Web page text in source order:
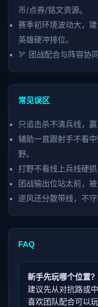
币/点券/铭文资源。
赛季初环境波动大，
英雄硬冲排位。
🏹 团战配合与阵容协同
常见误区
只追击杀不清兵线，赢
辅助一直跟射手不看
野。
打野不看线上兵线硬抓
团战输出位站太前，被
逆风还分散带线，不守
FAQ
新手先玩哪个位置？
建议先从对抗路或
喜欢团队配合可以